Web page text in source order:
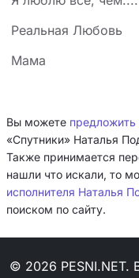
Реальная Любовь
Мама
Вы можете предложить
«Спутники» Наталья
Также принимается
нашли что искали, то
исполнителя Наталья
поиском по сайту.
© 2026 PESNI.NET.